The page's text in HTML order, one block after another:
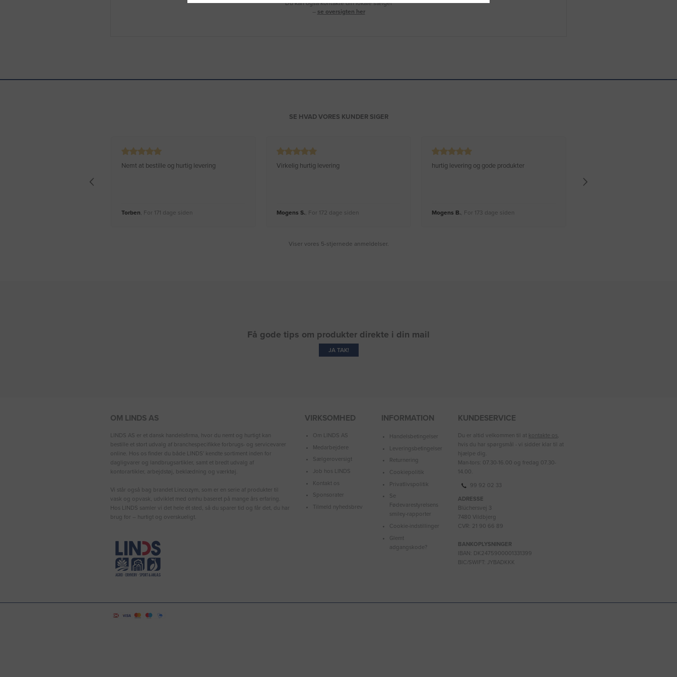
Du kan også kontakte din lokale sælger
– se oversigten her
SE HVAD VORES KUNDER SIGER
Nemt at bestille og hurtig levering
Torben, For 171 dage siden
Virkelig hurtig levering
Mogens S., For 172 dage siden
hurtig levering og gode produkter
Mogens B., For 173 dage siden
Viser vores 5-stjernede anmeldelser.
Få gode tips om produkter direkte i din mail
JA TAK!
OM LINDS AS
LINDS AS er et dansk handelsfirma, hvor du nemt og hurtigt kan
bestille et stort udvalg af branchespecifikke forbrugs- og servicevarer
online. Hos os finder du både LINDS′ kendte sortiment inden for
dagligvarer og landbrugsartikler, samt et bredt udvalg af
kontorartikler, arbejdstøj, beklædning og værktøj.
Vi står også bag brandet Lincozym, som er en serie af produkter til
vask og opvask, udviklet med omhu baseret på mange års erfaring.
Hos LINDS samler vi det hele ét sted, så du sparer tid og får det, du har
brug for – hurtigt og overskueligt.
VIRKSOMHED
Om LINDS AS
Medarbejdere
Sælgeroversigt
Job hos LINDS
Kontakt os
Sponsorater
Tilmeld nyhedsbrev
INFORMATION
Handelsbetingelser
Leveringsbetingelser
Returnering
Cookiepolitik
Privatlivspolitik
Se
Fødevarestyrelsens
smiley-rapporter
Cookie-indstillinger
Glemt
adgangskode?
KUNDESERVICE
Du er altid velkommen til at kontakte os,
hvis du har spørgsmål - vi sidder klar til at
hjælpe dig.
Man-tors: 07.30-16.00 og fredag 07.30-
14.00.
99 92 02 33
ADRESSE
Blüchersvej 3
7480 Vildbjerg
CVR: 21 90 66 89
BANKOPLYSNINGER
IBAN: DK2475900001331399
BIC/SWIFT: JYBADKKK